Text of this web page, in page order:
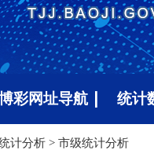
彩网址导航 统计
计分析 > 市级统计分析